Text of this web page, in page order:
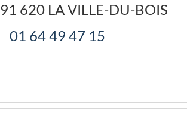
91 620 LA VILLE-DU-BOIS
01 64 49 47 15